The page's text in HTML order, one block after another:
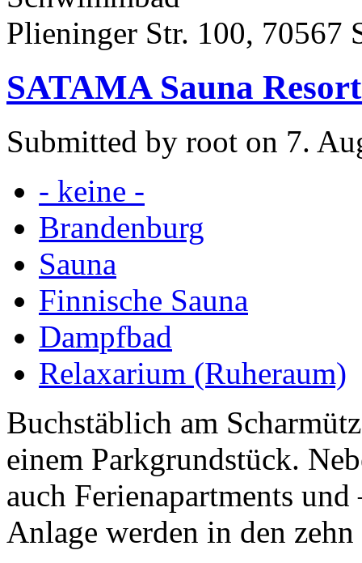
Plieninger Str. 100, 70567
SATAMA Sauna
Submitted by root on 7.
- keine -
Brandenburg
Sauna
Finnische Sauna
Dampfbad
Relaxarium (Ruheraum)
Buchstäblich am
einem Parkgrundstück.
auch Ferienapartments
Anlage werden in den zehn